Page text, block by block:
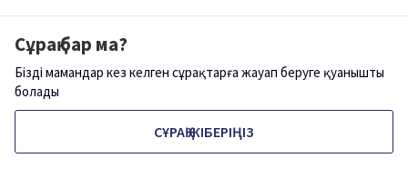
Сұрақ бар ма?
Біздің мамандар кез келген сұрақтарға жауап беруге қуанышты
болады
СҰРАҚ ЖІБЕРІҢІЗ